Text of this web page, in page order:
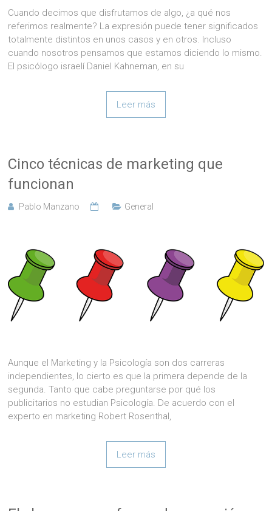
Cuando decimos que disfrutamos de algo, ¿a qué nos
referimos realmente? La expresión puede tener significados
totalmente distintos en unos casos y en otros. Incluso
cuando nosotros pensamos que estamos diciendo lo mismo.
El psicólogo israelí Daniel Kahneman, en su
Leer más
Cinco técnicas de marketing que
funcionan
Pablo Manzano General
Aunque el Marketing y la Psicología son dos carreras
independientes, lo cierto es que la primera depende de la
segunda. Tanto que cabe preguntarse por qué los
publicitarios no estudian Psicología. De acuerdo con el
experto en marketing Robert Rosenthal,
Leer más